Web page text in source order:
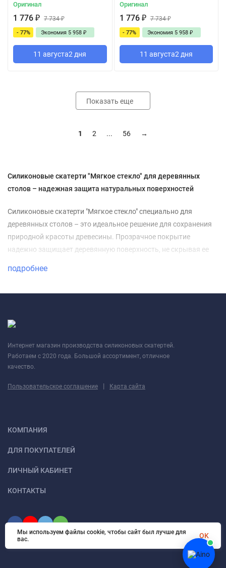
Оригинал
1 776 ₽ 7 734₽
- 77% Экономия 5 958 ₽
11 августа2 дня
Оригинал
1 776 ₽ 7 734₽
- 77% Экономия 5 958 ₽
11 августа2 дня
Показать еще
1 2 ... 56 →
Силиконовые скатерти "Мягкое стекло" для деревянных
столов – надежная защита натуральных поверхностей
Силиконовые скатерти "Мягкое стекло" специально для
деревянных столов – это идеальное решение для сохранения
природной красоты древесины. Прозрачное покрытие
надежно защищает деревянную поверхность, не скрывая ее
Сохранение лакового покрытия от царапин и потертостей
Защита от впитывания пищевых красителей и жиров
Особенности защиты деревянных поверхностей
Не требует сложного ухода за деревянной поверхностью
Защищает от детского творчества (краски, пластилин)
Уменьшает необходимость частой полировки стола
подробнее
Интернет магазин производства силиконовых скатертей.
Работаем с 2020 года. Большой ассортимент, отличное
качество.
Пользовательское соглашение | Карта сайта
КОМПАНИЯ
ДЛЯ ПОКУПАТЕЛЕЙ
ЛИЧНЫЙ КАБИНЕТ
КОНТАКТЫ
Мы используем файлы cookie, чтобы сайт был лучше для
вас.
OK